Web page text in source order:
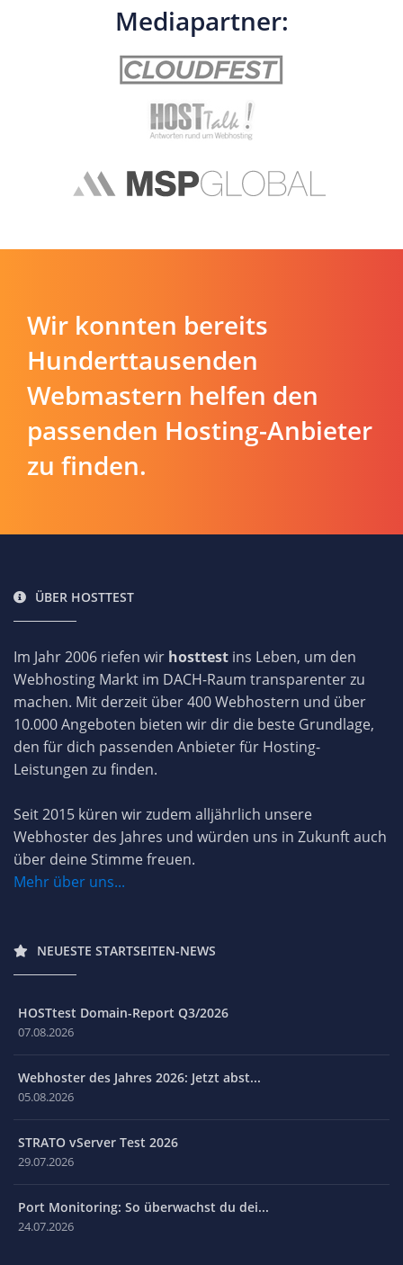
Mediapartner:
Wir konnten bereits
Hunderttausenden
Webmastern helfen den
passenden Hosting-Anbieter
zu finden.
ÜBER HOSTTEST
Im Jahr 2006 riefen wir hosttest ins Leben, um den
Webhosting Markt im DACH-Raum transparenter zu
machen. Mit derzeit über 400 Webhostern und über
10.000 Angeboten bieten wir dir die beste Grundlage,
den für dich passenden Anbieter für Hosting-
Leistungen zu finden.
Seit 2015 küren wir zudem alljährlich unsere
Webhoster des Jahres und würden uns in Zukunft auch
über deine Stimme freuen.
Mehr über uns...
NEUESTE STARTSEITEN-NEWS
HOSTtest Domain-Report Q3/2026
07.08.2026
Webhoster des Jahres 2026: Jetzt abst...
05.08.2026
STRATO vServer Test 2026
29.07.2026
Port Monitoring: So überwachst du dei...
24.07.2026